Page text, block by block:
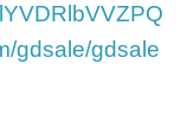
gdsale/gdsale